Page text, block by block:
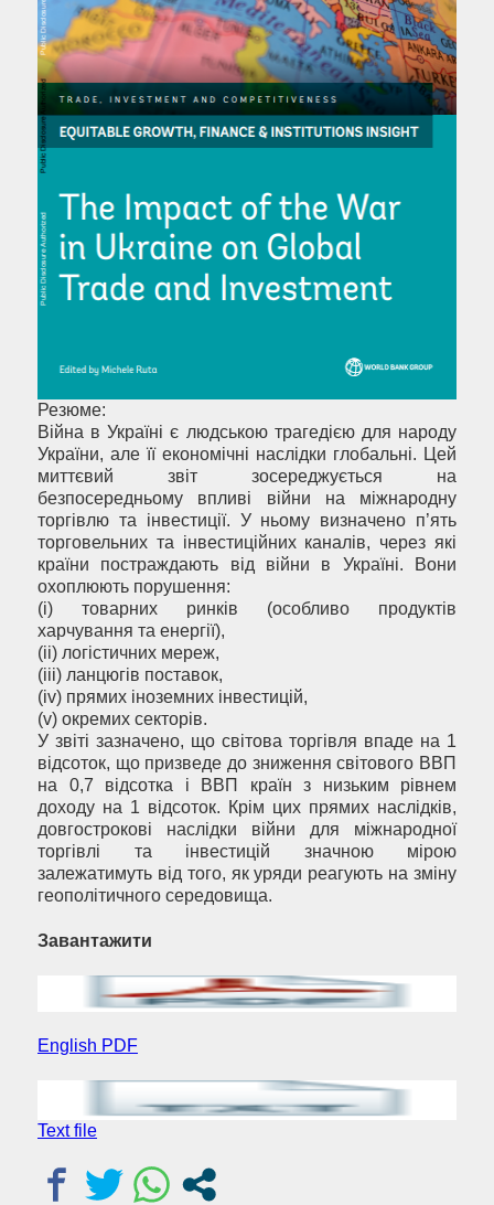
Резюме:
Війна в Україні є людською трагедією для народу
України, але її економічні наслідки глобальні. Цей
миттєвий звіт зосереджується на
безпосередньому впливі війни на міжнародну
торгівлю та інвестиції. У ньому визначено п’ять
торговельних та інвестиційних каналів, через які
країни постраждають від війни в Україні. Вони
охоплюють порушення:
(i) товарних ринків (особливо продуктів
харчування та енергії),
(ii) логістичних мереж,
(iii) ланцюгів поставок,
(iv) прямих іноземних інвестицій,
(v) окремих секторів.
У звіті зазначено, що світова торгівля впаде на 1
відсоток, що призведе до зниження світового ВВП
на 0,7 відсотка і ВВП країн з низьким рівнем
доходу на 1 відсоток. Крім цих прямих наслідків,
довгострокові наслідки війни для міжнародної
торгівлі та інвестицій значною мірою
залежатимуть від того, як уряди реагують на зміну
геополітичного середовища.
Завантажити
English PDF
Text file